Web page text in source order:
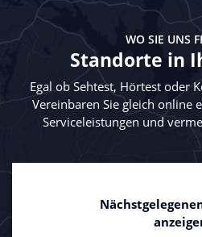
WO SIE UNS
Standorte in
Egal ob Sehtest, Hörtest oder
Vereinbaren Sie gleich online
Serviceleistungen und